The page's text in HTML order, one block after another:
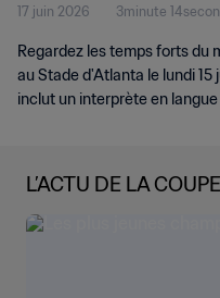
internationale
17 juin 2026 3minute
Regardez les temps forts du
au Stade d'Atlanta le lundi 15
inclut un interprète en
L’ACTU DE LA
DE LA FIFA 2026™